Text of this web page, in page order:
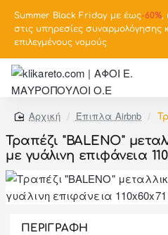
Summer Black Friday με έως-60%,
στις υπηρεσίες
επιλεγμένους νομούς
home
Έπιπλα Airbnb
Τραπέζι "BALENO"
με γυάλινη επιφάνεια
ΠΕΡΙΓΡΑΦΗ